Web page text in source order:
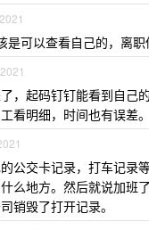
是可以查看自己的，离
，起码钉钉能看到自己
看明细，时间也有误差。
公交卡记录，打车记录
么地方。然后就说加班
销毁了打开记录。